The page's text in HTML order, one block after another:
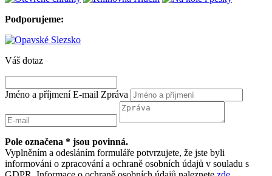
Podporujeme:
Váš dotaz
Jméno a příjmení E-mail Zpráva
Pole označena * jsou povinná.
Vyplněním a odesláním formuláře potvrzujete, že jste byli
informováni o zpracování a ochraně osobních údajů v souladu s